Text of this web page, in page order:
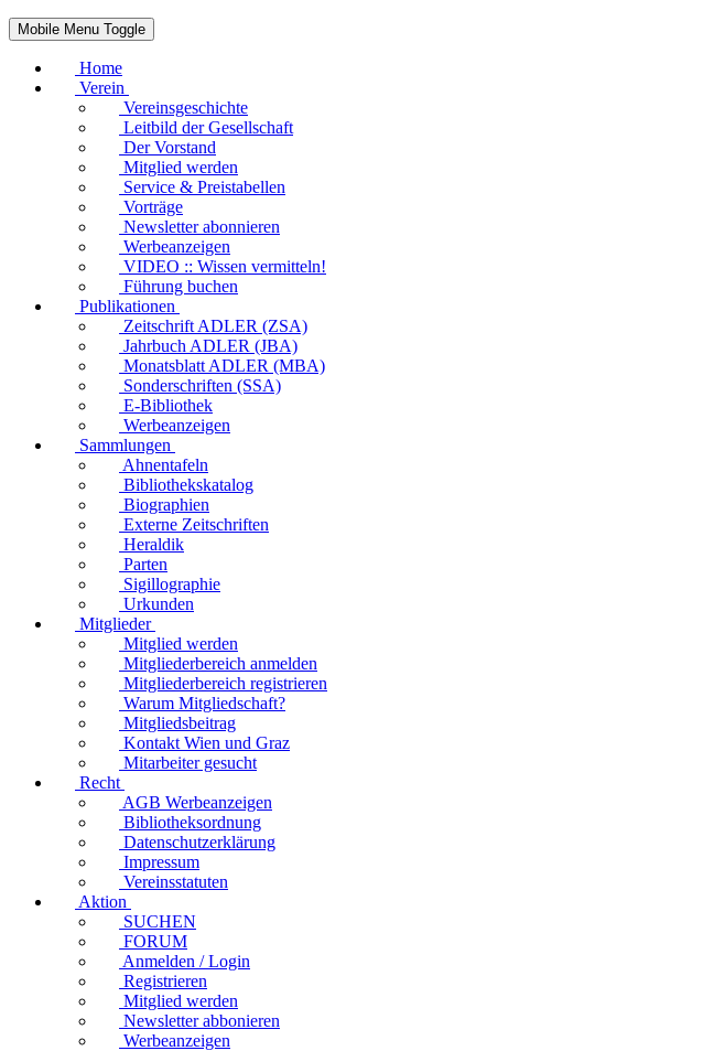
Mobile Menu Toggle
Home
Verein
Vereinsgeschichte
Leitbild der Gesellschaft
Der Vorstand
Mitglied werden
Service & Preistabellen
Vorträge
Newsletter abonnieren
Werbeanzeigen
VIDEO :: Wissen vermitteln!
Führung buchen
Publikationen
Zeitschrift ADLER (ZSA)
Jahrbuch ADLER (JBA)
Monatsblatt ADLER (MBA)
Sonderschriften (SSA)
E-Bibliothek
Werbeanzeigen
Sammlungen
Ahnentafeln
Bibliothekskatalog
Biographien
Externe Zeitschriften
Heraldik
Parten
Sigillographie
Urkunden
Mitglieder
Mitglied werden
Mitgliederbereich anmelden
Mitgliederbereich registrieren
Warum Mitgliedschaft?
Mitgliedsbeitrag
Kontakt Wien und Graz
Mitarbeiter gesucht
Recht
AGB Werbeanzeigen
Bibliotheksordnung
Datenschutzerklärung
Impressum
Vereinsstatuten
Aktion
SUCHEN
FORUM
Anmelden / Login
Registrieren
Mitglied werden
Newsletter abbonieren
Werbeanzeigen